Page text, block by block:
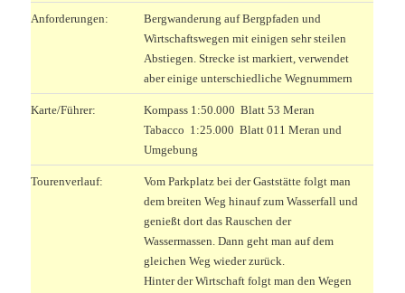
Anforderungen:
Bergwanderung auf Bergpfaden und
Wirtschaftswegen mit einigen sehr steilen
Abstiegen. Strecke ist markiert, verwendet
aber einige unterschiedliche Wegnummern
Karte/Führer:
Kompass 1:50.000 Blatt 53 Meran
Tabacco 1:25.000 Blatt 011 Meran und
Umgebung
Tourenverlauf:
Vom Parkplatz bei der Gaststätte folgt man
dem breiten Weg hinauf zum Wasserfall und
genießt dort das Rauschen der
Wassermassen. Dann geht man auf dem
gleichen Weg wieder zurück.
Hinter der Wirtschaft folgt man den Wegen